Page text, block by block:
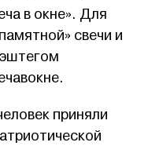
в окне». Для
свечи и
приняли